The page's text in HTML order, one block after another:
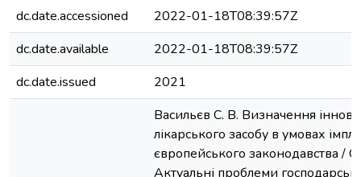
dc.date.accessioned
2022-01-18T08:39:57Z
dc.date.available
2022-01-18T08:39:57Z
dc.date.issued
2021
Васильєв С. В. Визначення
лікарського засобу в умовах
європейського законодавства /
Актуальні проблеми